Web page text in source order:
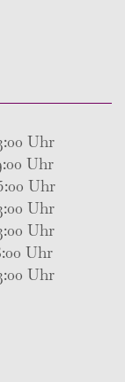
Uhr
Uhr
Uhr
Uhr
Uhr
Uhr
Uhr